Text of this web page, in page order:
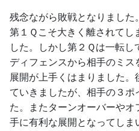
残念ながら敗戦となりました。
第１Ｑこそ大きく離されてし
した。しかし第２Ｑは一転
ディフェンスから相手のミス
展開が上手くはまりました
ていきましたが、相手の３ポ
た。またターンオーバーや
手に有利な展開となってし